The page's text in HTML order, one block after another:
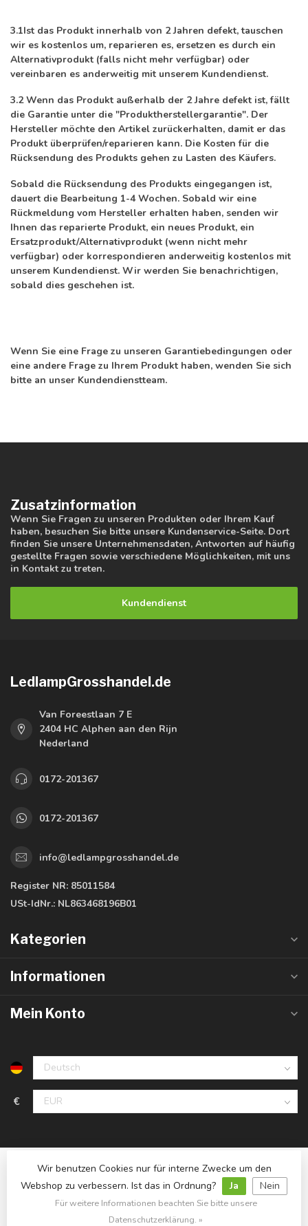
3.1Ist das Produkt innerhalb von 2 Jahren defekt, tauschen
wir es kostenlos um, reparieren es, ersetzen es durch ein
Alternativprodukt (falls nicht mehr verfügbar) oder
vereinbaren es anderweitig mit unserem Kundendienst.
3.2Wenn das Produkt außerhalb der 2 Jahre defekt ist, fällt
die Garantie unter die "Produktherstellergarantie". Der
Hersteller möchte den Artikel zurückerhalten, damit er das
Produkt überprüfen/reparieren kann. Die Kosten für die
Rücksendung des Produkts gehen zu Lasten des Käufers.
Sobald die Rücksendung des Produkts eingegangen ist,
dauert die Bearbeitung 1-4 Wochen. Sobald wir eine
Rückmeldung vom Hersteller erhalten haben, senden wir
Ihnen das reparierte Produkt, ein neues Produkt, ein
Ersatzprodukt/Alternativprodukt (wenn nicht mehr
verfügbar) oder korrespondieren anderweitig kostenlos mit
unserem Kundendienst. Wir werden Sie benachrichtigen,
sobald dies geschehen ist.
Wenn Sie eine Frage zu unseren Garantiebedingungen oder
eine andere Frage zu Ihrem Produkt haben, wenden Sie sich
bitte an unser Kundendienstteam.
Zusatzinformation
Wenn Sie Fragen zu unseren Produkten oder Ihrem Kauf
haben, besuchen Sie bitte unsere Kundenservice-Seite. Dort
finden Sie unsere Unternehmensdaten, Antworten auf häufig
gestellte Fragen sowie verschiedene Möglichkeiten, mit uns
in Kontakt zu treten.
Kundendienst
LedlampGrosshandel.de
Van Foreestlaan 7 E
2404 HC Alphen aan den Rijn
Nederland
0172-201367
0172-201367
info@ledlampgrosshandel.de
Register NR: 85011584
USt-IdNr.: NL863468196B01
Kategorien
Informationen
Mein Konto
€
© Copyright 2026 LedlampGrosshandel.de- Powered by
Lightspeed- Theme byDyvelopment
Wir benutzen Cookies nur für interne Zwecke um den
Webshop zu verbessern. Ist das in Ordnung?
Ja Nein
Für weitere Informationen beachten Sie bitte unsere
Datenschutzerklärung. »